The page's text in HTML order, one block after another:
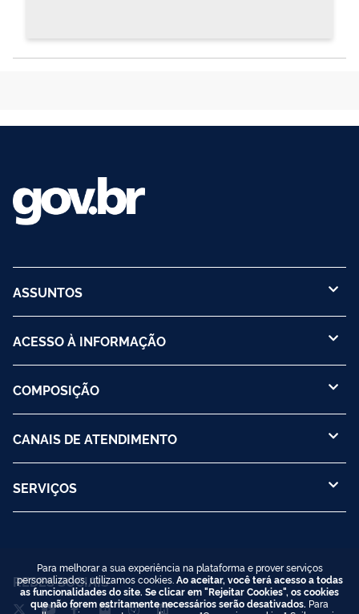
ASSUNTOS
ACESSO À INFORMAÇÃO
COMPOSIÇÃO
CANAIS DE ATENDIMENTO
SERVIÇOS
REDES SOCIAIS
Para melhorar a sua experiência na plataforma e prover serviços
personalizados, utilizamos cookies. Ao aceitar, você terá acesso a todas
as funcionalidades do site. Se clicar em "Rejeitar Cookies", os cookies
que não forem estritamente necessários serão desativados. Para